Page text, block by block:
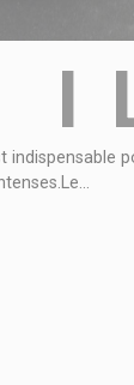
indispensable